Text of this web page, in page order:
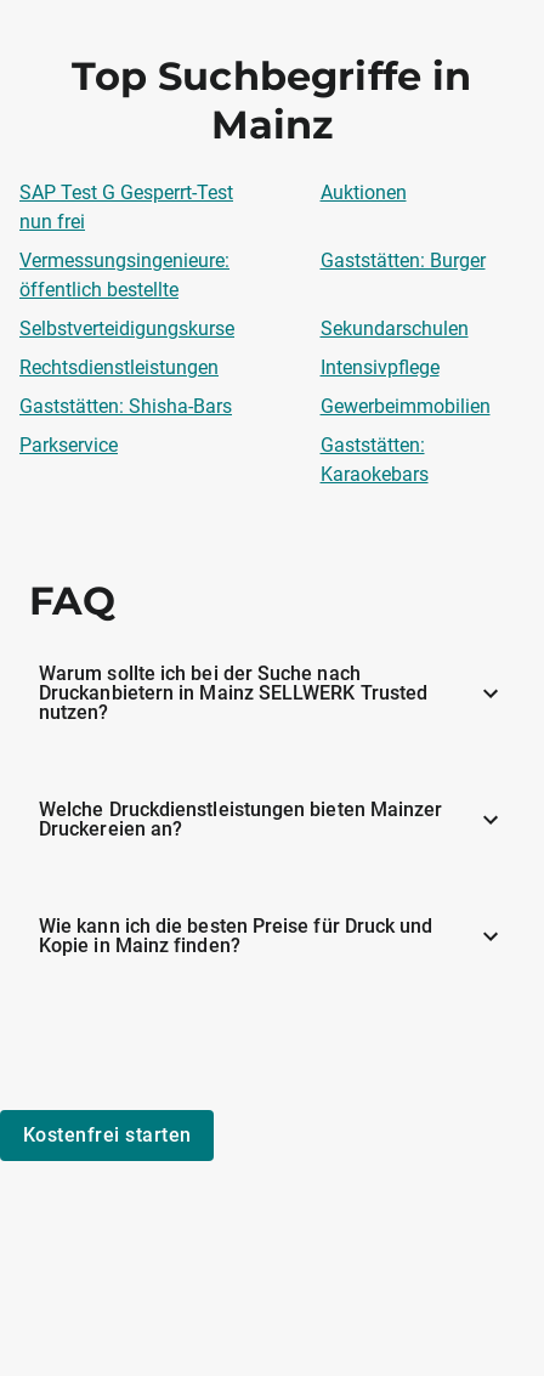
Top Suchbegriffe in
Mainz
SAP Test G Gesperrt-Test
nun frei
Auktionen
Vermessungsingenieure:
öffentlich bestellte
Gaststätten: Burger
Selbstverteidigungskurse
Sekundarschulen
Rechtsdienstleistungen
Intensivpflege
Gaststätten: Shisha-Bars
Gewerbeimmobilien
Parkservice
Gaststätten:
Karaokebars
FAQ
Warum sollte ich bei der Suche nach
Druckanbietern in Mainz SELLWERK Trusted
nutzen?
Welche Druckdienstleistungen bieten Mainzer
Druckereien an?
Wie kann ich die besten Preise für Druck und
Kopie in Mainz finden?
Kostenfrei starten